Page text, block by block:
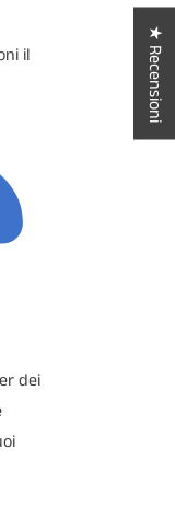
il
dei
★ Recensioni